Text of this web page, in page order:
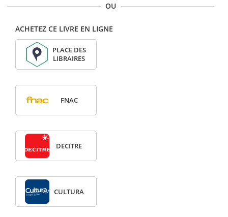
OU
ACHETEZ CE LIVRE EN LIGNE
PLACE DES
LIBRAIRES
FNAC
DECITRE
CULTURA